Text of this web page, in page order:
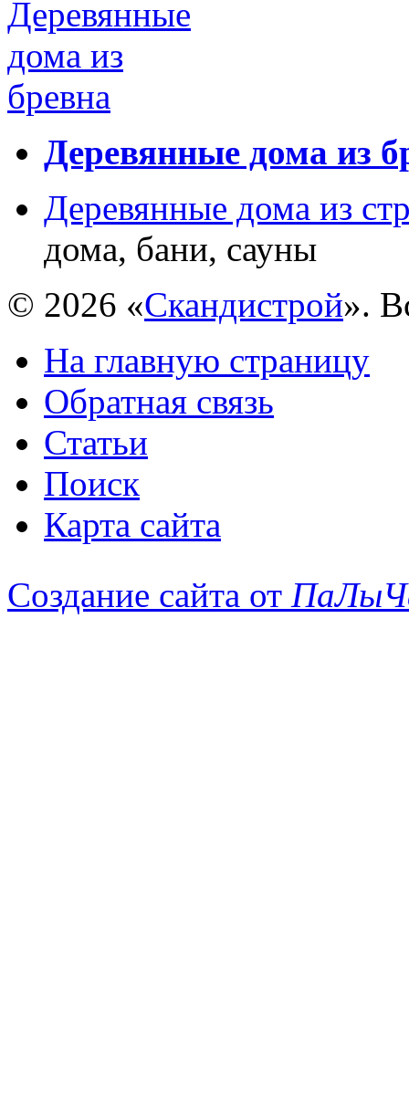
Деревянные дома из
Деревянные дома из
дома, бани, сауны
© 2026 «Скандистрой».
На главную страницу
Обратная связь
Статьи
Поиск
Карта сайта
Создание сайта от